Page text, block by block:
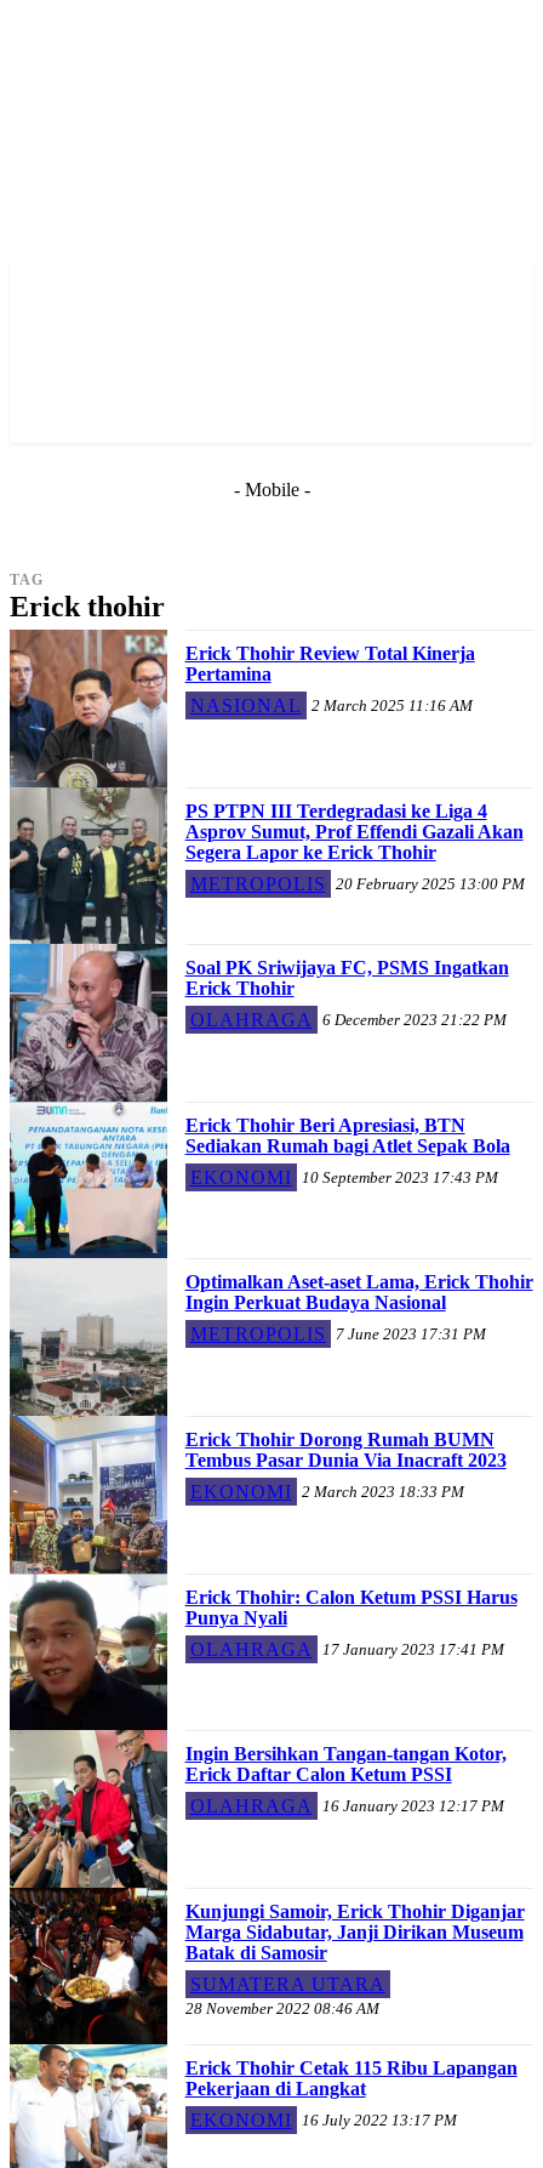
- Mobile -
TAG
Erick thohir
Erick Thohir Review Total Kinerja
Pertamina
NASIONAL
2 March 2025 11:16 AM
PS PTPN III Terdegradasi ke Liga 4
Asprov Sumut, Prof Effendi Gazali Akan
Segera Lapor ke Erick Thohir
METROPOLIS
20 February 2025 13:00 PM
Soal PK Sriwijaya FC, PSMS Ingatkan
Erick Thohir
OLAHRAGA
6 December 2023 21:22 PM
Erick Thohir Beri Apresiasi, BTN
Sediakan Rumah bagi Atlet Sepak Bola
EKONOMI
10 September 2023 17:43 PM
Optimalkan Aset-aset Lama, Erick Thohir
Ingin Perkuat Budaya Nasional
METROPOLIS
7 June 2023 17:31 PM
Erick Thohir Dorong Rumah BUMN
Tembus Pasar Dunia Via Inacraft 2023
EKONOMI 2 March 2023 18:33 PM
Erick Thohir: Calon Ketum PSSI Harus
Punya Nyali
OLAHRAGA
17 January 2023 17:41 PM
Ingin Bersihkan Tangan-tangan Kotor,
Erick Daftar Calon Ketum PSSI
OLAHRAGA
16 January 2023 12:17 PM
Kunjungi Samoir, Erick Thohir Diganjar
Marga Sidabutar, Janji Dirikan Museum
Batak di Samosir
SUMATERA UTARA
28 November 2022 08:46 AM
Erick Thohir Cetak 115 Ribu Lapangan
Pekerjaan di Langkat
EKONOMI 16 July 2022 13:17 PM